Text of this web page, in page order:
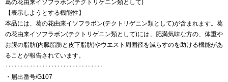
葛の花由来イソフラボン(テクトリゲニン類として)
【表示しようとする機能性】
本品には、葛の花由来イソフラボン(テクトリゲニン類として)が含まれます。葛
の花由来イソフラボン(テクトリゲニン類として)には、肥満気味な方の、体重や
お腹の脂肪(内臓脂肪と皮下脂肪)やウエスト周囲径を減らすのを助ける機能があ
ることが報告されています。
‥‥‥‥‥‥‥‥‥‥‥‥‥‥‥‥
・届出番号/G107